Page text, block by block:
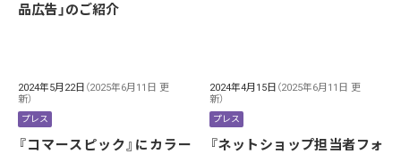
品広告」のご紹介
2024年5月22日 （2025年6月11日 更
新）
プレス
『コマースピック』にカラー
2024年4月15日 （2025年6月11日 更
新）
プレス
『ネットショップ担当者フォ